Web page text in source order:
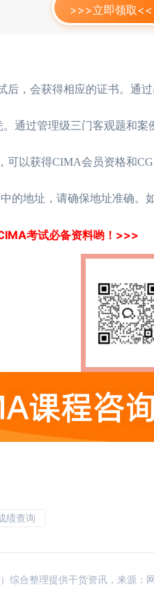
>>>立即领取
后，会获得相应的证书。通
通过管理级三门客观题和
可以获得CIMA会员资格和
的地址，请确保地址准确。
考试必备资料哟！>>>
绩查询
综合整理提供干货资讯，来源